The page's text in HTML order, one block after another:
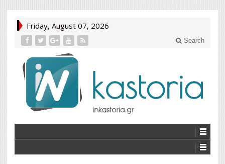
Friday, August 07, 2026
Search